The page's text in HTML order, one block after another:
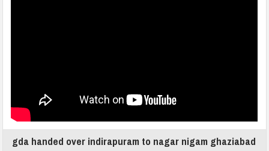
gda handed over indirapuram to nagar nigam ghaziabad